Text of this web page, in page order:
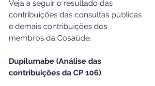
Veja a seguir o resultado das
contribuições das consultas públicas
e demais contribuições dos
membros da Cosaúde.
Dupilumabe (Análise das
contribuições da CP 106)